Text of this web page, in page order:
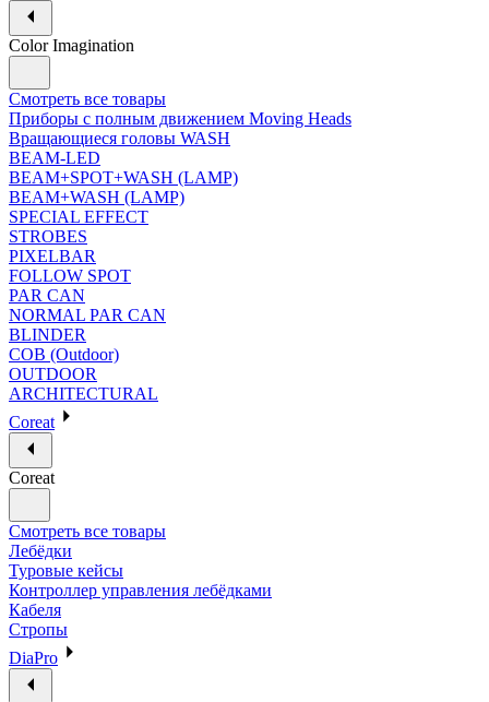
Color Imagination
Смотреть все товары
Приборы с полным движением Moving Heads
Вращающиеся головы WASH
BEAM-LED
BEAM+SPOT+WASH (LAMP)
BEAM+WASH (LAMP)
SPECIAL EFFECT
STROBES
PIXELBAR
FOLLOW SPOT
PAR CAN
NORMAL PAR CAN
BLINDER
COB (Outdoor)
OUTDOOR
ARCHITECTURAL
Coreat
Coreat
Смотреть все товары
Лебёдки
Туровые кейсы
Контроллер управления лебёдками
Кабеля
Стропы
DiaPro